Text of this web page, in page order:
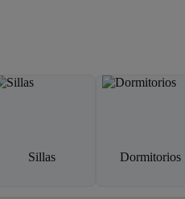
Sillas Dormitorios